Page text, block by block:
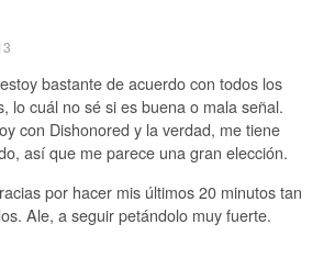
bastante de acuerdo con todos los
lo cuál no sé si es buena o mala señal.
con Dishonored y la verdad, me tiene
así que me parece una gran elección.
por hacer mis últimos 20 minutos tan
Ale, a seguir petándolo muy fuerte.